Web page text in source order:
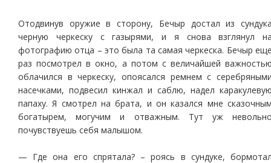
Отодвинув оружие в сторону, Бечыр достал из
черную черкеску с газырями, и я снова взглянул
фотографию отца – это была та самая черкеска. Бечыр
раз посмотрел в окно, а потом с величайшей
облачился в черкеску, опоясался ремнем с
насечками, подвесил кинжал и саблю, надел
папаху. Я смотрел на брата, и он казался мне
богатырем, могучим и отважным. Тут уж
почувствуешь себя малышом.
— Где она его спрятала? – роясь в сундуке,